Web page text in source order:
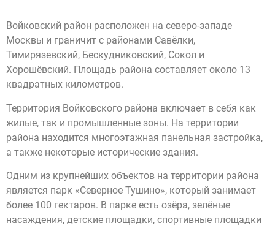
Войковский район расположен на северо-западе
Москвы и граничит с районами Савёлки,
Тимирязевский, Бескудниковский, Сокол и
Хорошёвский. Площадь района составляет около 13
квадратных километров.
Территория Войковского района включает в себя как
жилые, так и промышленные зоны. На территории
района находится многоэтажная панельная застройка,
а также некоторые исторические здания.
Одним из крупнейших объектов на территории района
является парк «Северное Тушино», который занимает
более 100 гектаров. В парке есть озёра, зелёные
насаждения, детские площадки, спортивные площадки